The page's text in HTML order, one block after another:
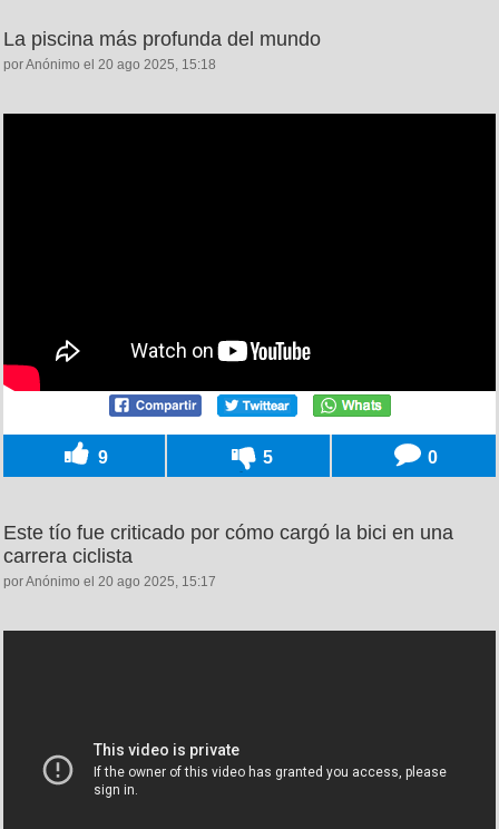
La piscina más profunda del mundo
por Anónimo el 20 ago 2025, 15:18
9 5 0
Este tío fue criticado por cómo cargó la bici en una
carrera ciclista
por Anónimo el 20 ago 2025, 15:17